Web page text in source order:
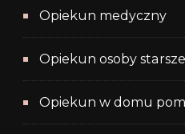
Opiekun medyczny
Opiekun osoby
Opiekun w domu